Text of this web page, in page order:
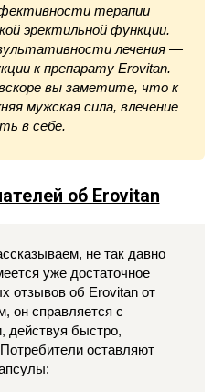
терапии
эректильной функции.
лечения —
к препарату Erovitan.
вы заметите, что к
мужская сила, влечение
в себе.
об Erovitan
не так давно
уже достаточное
отзывов об Erovitan от
он справляется с
действуя быстро,
оставляют